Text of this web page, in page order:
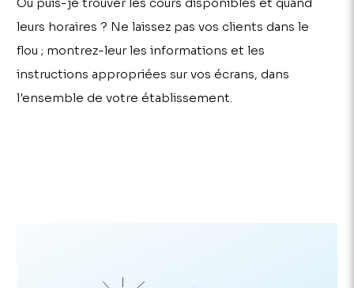
Où puis-je trouver les cours disponibles et quand
leurs horaires ? Ne laissez pas vos clients dans le
flou ; montrez-leur les informations et les
instructions appropriées sur vos écrans, dans
l'ensemble de votre établissement.